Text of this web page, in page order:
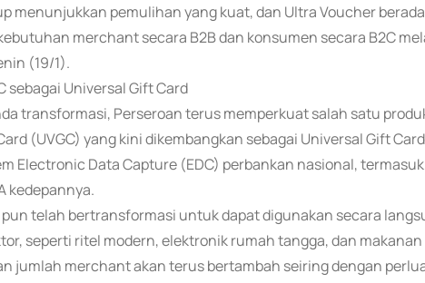
menunjukkan pemulihan yang kuat, dan Ultra Voucher
merchant secara B2B dan konsumen secara B2C
(19/1).
sebagai Universal Gift Card
transformasi, Perseroan terus memperkuat salah satu
(UVGC) yang kini dikembangkan sebagai Universal Gift
Electronic Data Capture (EDC) perbankan nasional,
kedepannya.
pun telah bertransformasi untuk dapat digunakan secara
seperti ritel modern, elektronik rumah tangga, dan
jumlah merchant akan terus bertambah seiring dengan